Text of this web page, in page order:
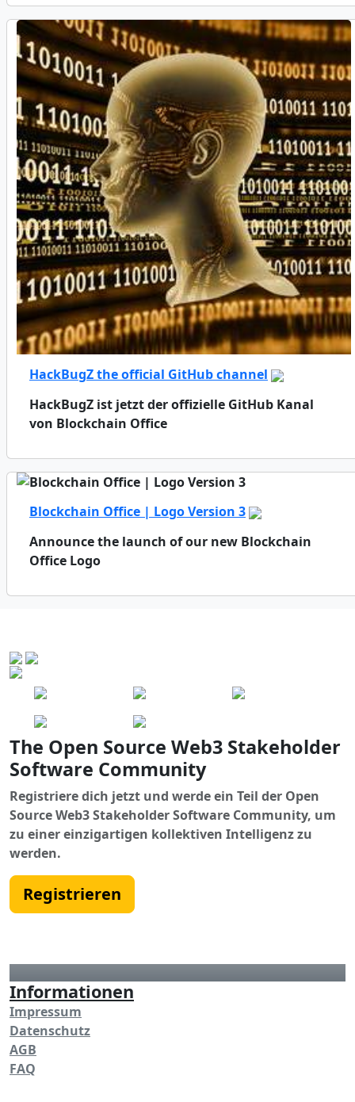
HackBugZ the official GitHub channel
HackBugZ ist jetzt der offizielle GitHub Kanal
von Blockchain Office
Blockchain Office | Logo Version 3
Announce the launch of our new Blockchain
Office Logo
The Open Source Web3 Stakeholder
Software Community
Registriere dich jetzt und werde ein Teil der Open
Source Web3 Stakeholder Software Community, um
zu einer einzigartigen kollektiven Intelligenz zu
werden.
Registrieren
Informationen
Impressum
Datenschutz
AGB
FAQ